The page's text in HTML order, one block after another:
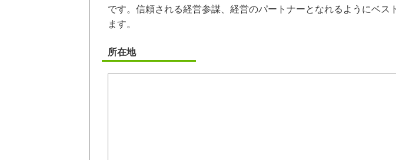
です。信頼される経営参謀、経営のパートナーとなれるようにベス
ます。
所在地